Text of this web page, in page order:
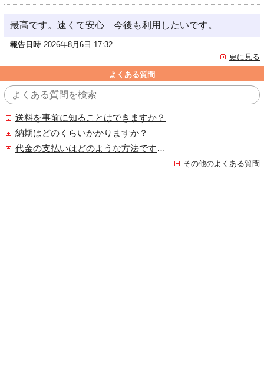
最高です。速くて安心 今後も利用したいです。
報告日時 2026年8月6日 17:32
更に見る
よくある質問
送料を事前に知ることはできますか？
納期はどのくらいかかりますか？
代金の支払いはどのような方法ですか？
その他のよくある質問